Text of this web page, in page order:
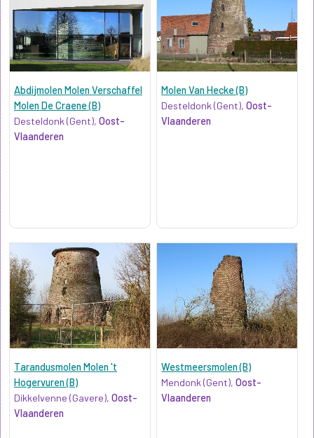
Abdijmolen Molen Verschaffel
Molen De Craene (B)
Desteldonk (Gent), Oost-
Vlaanderen
Molen Van Hecke (B)
Desteldonk (Gent),Oost-
Vlaanderen
Tarandusmolen Molen 't
Hogervuren (B)
Dikkelvenne (Gavere), Oost-
Vlaanderen
Westmeersmolen (B)
Mendonk (Gent),Oost-
Vlaanderen